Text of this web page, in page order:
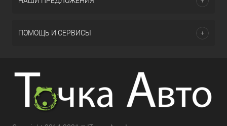
ПОМОЩЬ И СЕРВИСЫ